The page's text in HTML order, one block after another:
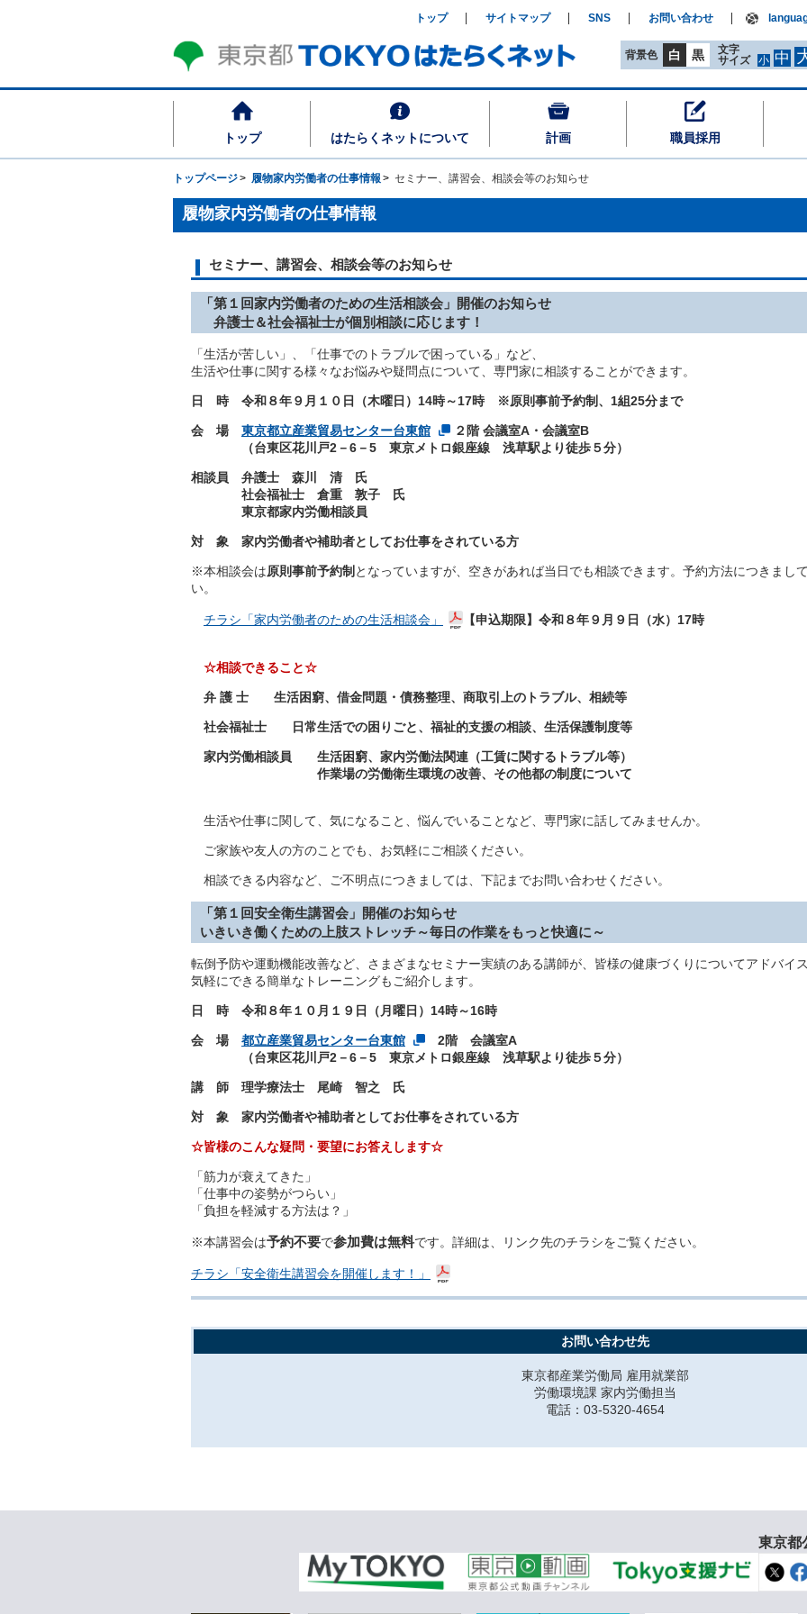
トップ はたらくネットについて 計画 職員採用
背景色 白 黒
文字
サイズ
小 中
トップ サイトマップ SNS お問い合わせ
トップページ 履物家内労働者の仕事情報 セミナー、講習会、相談会等のお知らせ
履物家内労働者の仕事情報
セミナー、講習会、相談会等のお知らせ
「第１回家内労働者のための生活相談会」開催のお知らせ
弁護士＆社会福祉士が個別相談に応じます！
「生活が苦しい」、「仕事でのトラブルで困っている」など、
生活や仕事に関する様々なお悩みや疑問点について、専門家に相談することができます。
日 時 令和８年９月１０日（木曜日）14時～17時 ※原則事前予約制、1組25分まで
会 場 東京都立産業貿易センター台東館
２階 会議室A・会議室B
（台東区花川戸2－6－5 東京メトロ銀座線 浅草駅より徒歩５分）
相談員 弁護士 森川 清 氏
社会福祉士 倉重 敦子 氏
東京都家内労働相談員
対 象 家内労働者や補助者としてお仕事をされている方
※本相談会は原則事前予約制 となっていますが、空きがあれば当日でも相談できます。予約方法につきまし
い。
チラシ「家内労働者のための生活相談会」 【申込期限】令和８年９月９日（水）17時
☆相談できること☆
弁 護 士 生活困窮、借金問題・債務整理、商取引上のトラブル、相続等
社会福祉士 日常生活での困りごと、福祉的支援の相談、生活保護制度等
家内労働相談員 生活困窮、家内労働法関連（工賃に関するトラブル等）
作業場の労働衛生環境の改善、その他都の制度について
生活や仕事に関して、気になること、悩んでいることなど、専門家に話してみませんか。
ご家族や友人の方のことでも、お気軽にご相談ください。
相談できる内容など、ご不明点につきましては、下記までお問い合わせください。
「第１回安全衛生講習会」開催のお知らせ
いきいき働くための上肢ストレッチ～毎日の作業をもっと快適に～
転倒予防や運動機能改善など、さまざまなセミナー実績のある講師が、皆様の健康づくりについてアドバイス
気軽にできる簡単なトレーニングもご紹介します。
日 時 令和８年１０月１９日（月曜日）14時～16時
会 場 都立産業貿易センター台東館
2階 会議室A
（台東区花川戸2－6－5 東京メトロ銀座線 浅草駅より徒歩５分）
講 師 理学療法士 尾崎 智之 氏
対 象 家内労働者や補助者としてお仕事をされている方
☆皆様のこんな疑問・要望にお答えします☆
「筋力が衰えてきた」
「仕事中の姿勢がつらい」
「負担を軽減する方法は？」
※本講習会は予約不要で参加費は無料です。詳細は、リンク先のチラシをご覧ください。
チラシ「安全衛生講習会を開催します！」
お問い合わせ先
東京都産業労働局 雇用就業部
労働環境課 家内労働担当
電話：03-5320-4654
東京都